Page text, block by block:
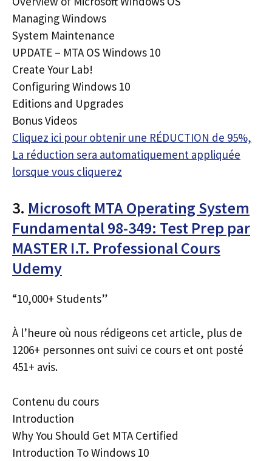
Managing Windows
System Maintenance
UPDATE – MTA OS Windows 10
Create Your Lab!
Configuring Windows 10
Editions and Upgrades
Bonus Videos
Cliquez ici pour obtenir une RÉDUCTION de 95%,
La réduction sera automatiquement appliquée
lorsque vous cliquerez
3. Microsoft MTA Operating System
Fundamental 98-349: Test Prep par
MASTER I.T. Professional Cours
Udemy
“10,000+ Students”
À l’heure où nous rédigeons cet article, plus de
1206+ personnes ont suivi ce cours et ont posté
451+ avis.
Contenu du cours
Introduction
Why You Should Get MTA Certified
Introduction To Windows 10